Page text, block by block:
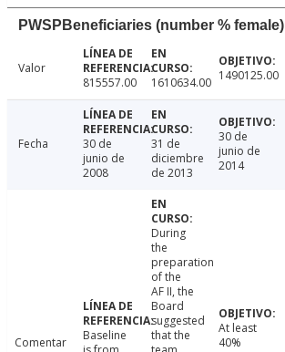
PWSPBeneficiaries (number % female)
Valor
815557.00
1610634.00 1490125.00
Fecha
30 de
junio de
2008
31 de
diciembre
de 2013
30 de
junio de
2014
Comentar
Baseline
During
the
preparation
of the
AF II, the
Board
suggested
that the
At least
40%